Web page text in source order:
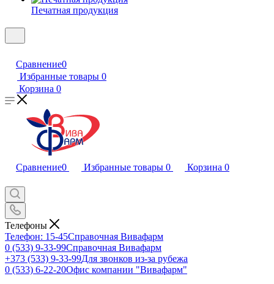
Печатная продукция
Сравнение0
Избранные товары 0
Корзина 0
Сравнение0 Избранные товары 0 Корзина 0
Телефоны
Телефон: 15-45Справочная Вивафарм
0 (533) 9-33-99Справочная Вивафарм
+373 (533) 9-33-99Для звонков из-за рубежа
0 (533) 6-22-20Офис компании "Вивафарм"